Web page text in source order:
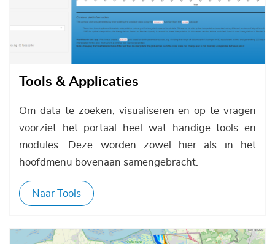
Tools & Applicaties
Om data te zoeken, visualiseren en op te vragen
voorziet het portaal heel wat handige tools en
modules. Deze worden zowel hier als in het
hoofdmenu bovenaan samengebracht.
Naar Tools
Afbeelding